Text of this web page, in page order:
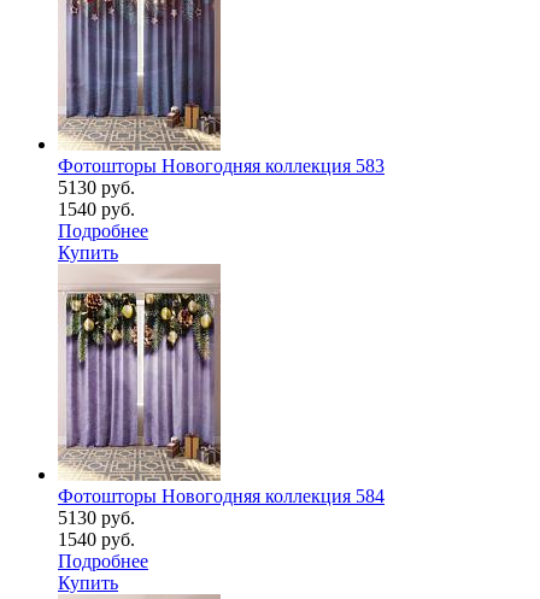
Фотошторы Новогодняя коллекция 583
5130 руб.
1540 руб.
Подробнее
Купить
Фотошторы Новогодняя коллекция 584
5130 руб.
1540 руб.
Подробнее
Купить